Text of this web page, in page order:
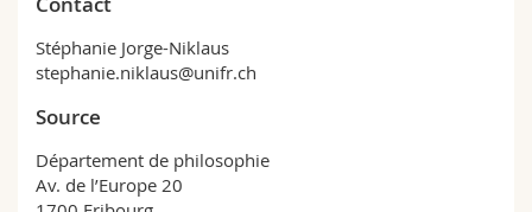
Stéphanie Jorge-Niklaus
stephanie.niklaus@unifr.ch
Source
Département de philosophie
Av. de l’Europe 20